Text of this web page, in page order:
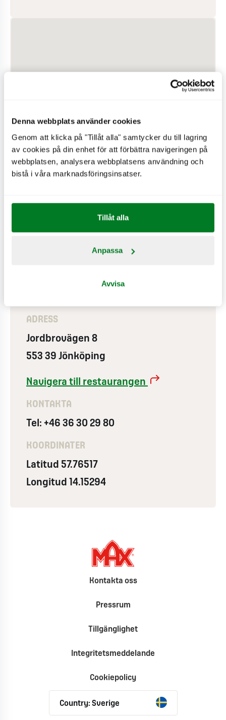
Denna webbplats använder cookies
Genom att klicka på "Tillåt alla" samtycker du till lagring
av cookies på din enhet för att förbättra navigeringen på
webbplatsen, analysera webbplatsens användning och
bistå i våra marknadsföringsinsatser.
Tillåt alla
Anpassa
Avvisa
PÅ RESTAURANGEN
Drive-in
Expresskassa
MAX Delivery
ADRESS
Jordbrovägen 8
553 39 Jönköping
Navigera till restaurangen
KONTAKTA
Tel: +46 36 30 29 80
KOORDINATER
Latitud 57.76517
Longitud 14.15294
Kontakta oss
Pressrum
Tillgänglighet
Integritetsmeddelande
Cookiepolicy
Country: Sverige